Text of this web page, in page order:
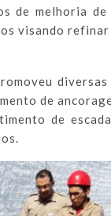
de melhoria
visando
de
de